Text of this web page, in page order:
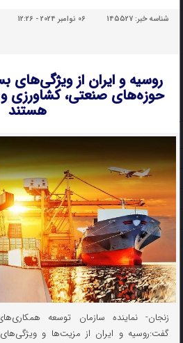
شناسه خبر:145527 06 نوامبر 2024 - 12:26
روسیه و ایران از ویژگی‌های
حوزه‌های صنعتی، کشاورزی و
هستند
زنجان- نماینده سازمان توسعه
گفت:روسیه و ایران از مزیت‌ها و ویژگی‌های